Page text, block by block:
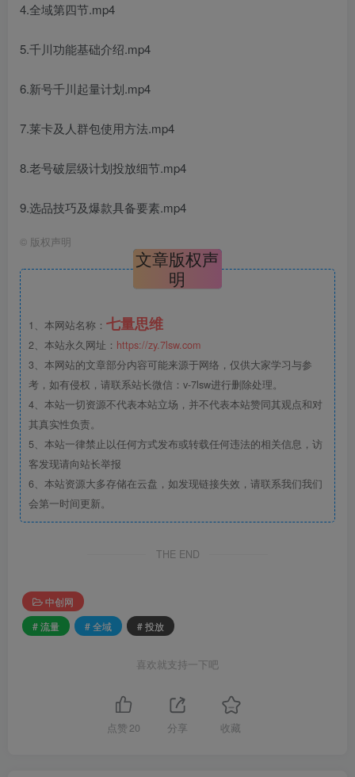
4.全域第四节.mp4
5.千川功能基础介绍.mp4
6.新号千川起量计划.mp4
7.莱卡及人群包使用方法.mp4
8.老号破层级计划投放细节.mp4
9.选品技巧及爆款具备要素.mp4
© 版权声明
文章版权声
明
1、本网站名称： 七量思维
2、本站永久网址： https://zy.7lsw.com
3、本网站的文章部分内容可能来源于网络，仅供大家学习与参
考，如有侵权，请联系站长微信：v-7lsw进行删除处理。
4、本站一切资源不代表本站立场，并不代表本站赞同其观点和对
其真实性负责。
5、本站一律禁止以任何方式发布或转载任何违法的相关信息，访
客发现请向站长举报
6、本站资源大多存储在云盘，如发现链接失效，请联系我们我们
会第一时间更新。
THE END
中创网
# 流量
# 全域 # 投放
喜欢就支持一下吧
点赞 20 分享 收藏